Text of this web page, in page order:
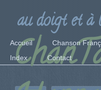
au doigt et à
Accueil Chanson
Index
Contact